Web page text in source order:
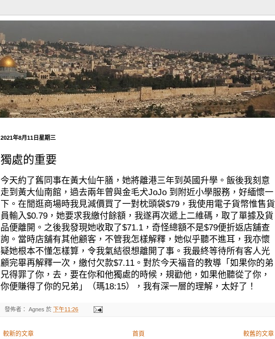
2021年8月11日星期三
獨處的重要
今天約了舊同事在黃大仙午膳，她將離港三年到英國升學。飯後我刻意
走到黃大仙南館，過去兩年曾與金毛犬JoJo 到附近小學服務，好緬懷一
下。在閒逛商場時我見減價買了一對枕頭袋$79 ，我使用電子貨幣惟售貨
員輸入$0.79 ，她要求我繳付餘額，我遂再次遞上二維碼，取了單據及貨
品便離開。之後我發現她收取了$71.1 ，奇怪總額不是$79便折返店舖查
詢。當時店舖有其他顧客，不管我怎樣解釋，她似乎聽不進耳，我亦懷
疑她根本不懂怎樣算，令我氣結很想離開了事。我最終等待所有客人光
顧完畢再解釋一次，繳付欠款$7.11 。對於今天福音的教導「如果你的弟
兄得罪了你，去，要在你和他獨處的時候，規勸他，如果他聽從了你，
你便賺得了你的兄弟」（瑪18:15），我有深一層的理解，太好了！
發佈者： Agnes 於 下午11:26
較新的文章 較舊的文章
首頁